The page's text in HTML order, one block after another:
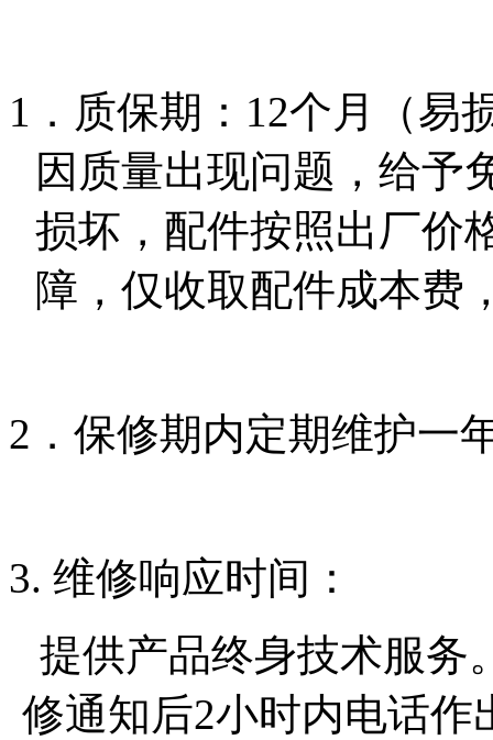
1．质保期：12个月（易
因质量出现问题，给予
损坏，配件按照出厂价
障，仅收取配件成本费
2．保修期内定期维护一
3. 维修响应时间：
提供产品终身技术服务
修通知后2小时内电话